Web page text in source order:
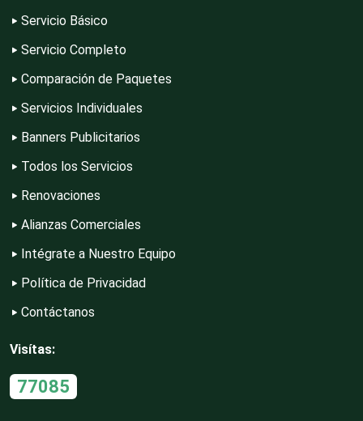
Construcciones en General
Contadores
Control de Plagas
Conversiones Automotrices
Copiadoras
Cortinas, Persianas y Alfombras
Servicio Básico
Servicio Completo
Comparación de Paquetes
Servicios Individuales
Banners Publicitarios
Todos los Servicios
Renovaciones
Alianzas Comerciales
Intégrate a Nuestro Equipo
Política de Privacidad
Contáctanos
Visítas:
77085